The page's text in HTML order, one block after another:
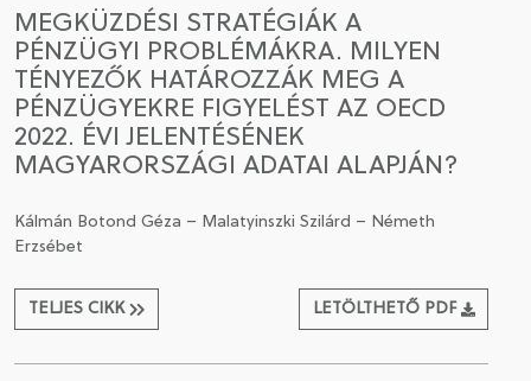
MEGKÜZDÉSI STRATÉGIÁK A
PÉNZÜGYI PROBLÉMÁKRA. MILYEN
TÉNYEZŐK HATÁROZZÁK MEG A
PÉNZÜGYEKRE FIGYELÉST AZ OECD
2022. ÉVI JELENTÉSÉNEK
MAGYARORSZÁGI ADATAI ALAPJÁN?
Kálmán Botond Géza – Malatyinszki Szilárd – Németh
Erzsébet
TELJES CIKK LETÖLTHETŐ PDF